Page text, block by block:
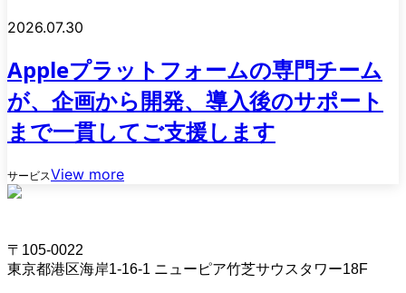
2026.07.30
Appleプラットフォームの専門チーム
が、企画から開発、導入後のサポート
まで一貫してご支援します
サービスView more
〒105-0022
東京都港区海岸1-16-1 ニューピア竹芝サウスタワー18F